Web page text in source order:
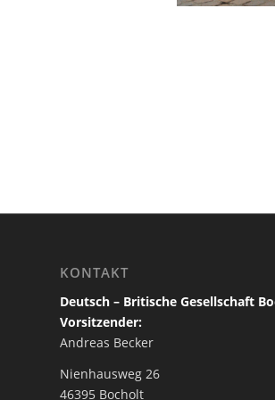
KONTAKT
Deutsch – Britische Gesellschaft
Vorsitzender:
Andreas Becker
Nienhausweg 26
46395 Bocholt